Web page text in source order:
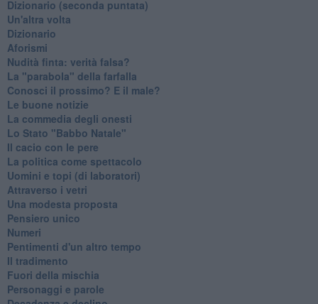
​Dizionario (seconda puntata)
Un'altra volta
Dizionario
Aforismi
Nudità finta: verità falsa?
La "parabola" della farfalla
Conosci il prossimo? E il male?
Le buone notizie
La commedia degli onesti
Lo Stato "Babbo Natale"
Il cacio con le pere
La politica come spettacolo
Uomini e topi (di laboratori)
Attraverso i vetri
Una modesta proposta
Pensiero unico
Numeri
Pentimenti d'un altro tempo
Il tradimento
Fuori della mischia
Personaggi e parole